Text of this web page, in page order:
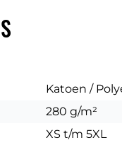
Katoen /
280 g/m²
XS t/m 5XL